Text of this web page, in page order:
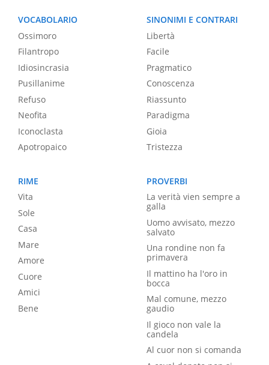
VOCABOLARIO
Ossimoro
Filantropo
Idiosincrasia
Pusillanime
Refuso
Neofita
Iconoclasta
Apotropaico
SINONIMI E CONTRARI
Libertà
Facile
Pragmatico
Conoscenza
Riassunto
Paradigma
Gioia
Tristezza
RIME
Vita
Sole
Casa
Mare
Amore
Cuore
Amici
Bene
PROVERBI
La verità vien sempre a
galla
Uomo avvisato, mezzo
salvato
Una rondine non fa
primavera
Il mattino ha l'oro in
bocca
Mal comune, mezzo
gaudio
Il gioco non vale la
candela
Al cuor non si comanda